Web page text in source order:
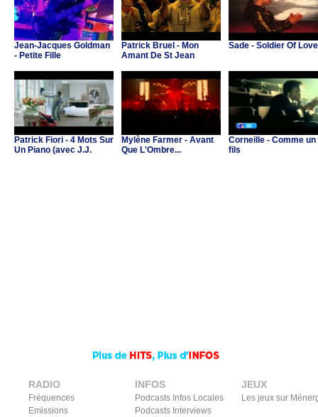
Jean-Jacques Goldman
- Petite Fille
Patrick Bruel - Mon
Amant De St Jean
Sade - Soldier Of Love
Patrick Fiori - 4 Mots Sur
Un Piano (avec J.J.
Mylène Farmer - Avant
Que L'Ombre...
Corneille - Comme un
fils
RADIO
Fréquences
Emissions
INFOS
Podcasts Infos Locales
Podcasts Interviews
JEUX
Les jeux sur